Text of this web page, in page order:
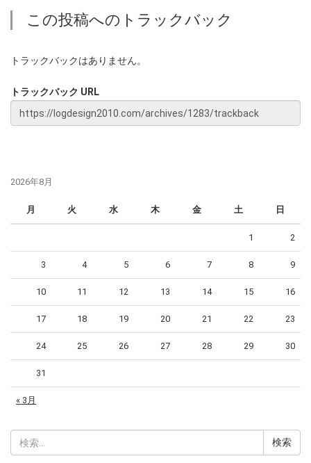
この投稿へのトラックバック
トラックバックはありません。
トラックバック URL
2026年8月
月 火 水 木 金 土 日
« 3月
1 2
3 4 5 6 7 8 9
10 11 12 13 14 15 16
17 18 19 20 21 22 23
24 25 26 27 28 29 30
31
索: